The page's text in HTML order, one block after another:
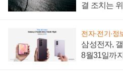
결 조치는
전자·전기·정
삼성전자,
8월31일까